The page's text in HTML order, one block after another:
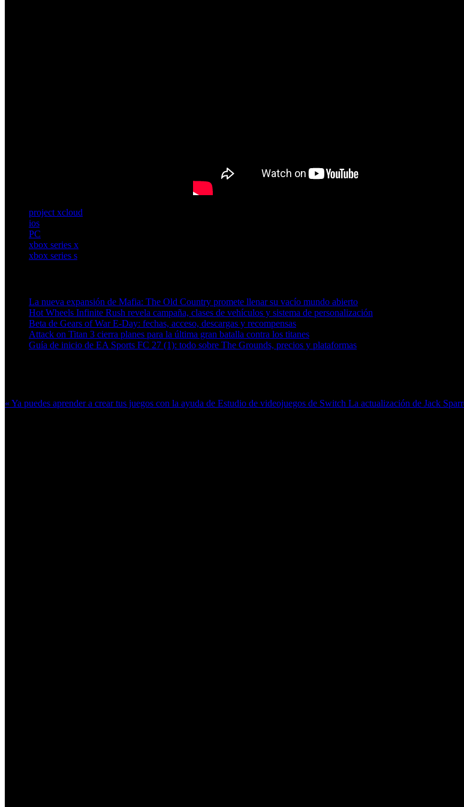
project xcloud
ios
PC
xbox series x
xbox series s
La nueva expansión de Mafia: The Old Country promete llenar su vacío mundo abierto
Hot Wheels Infinite Rush revela campaña, clases de vehículos y sistema de personalización
Beta de Gears of War E-Day: fechas, acceso, descargas y recompensas
Attack on Titan 3 cierra planes para la última gran batalla contra los titanes
Guía de inicio de EA Sports FC 27 (1): todo sobre The Grounds, precios y plataformas
« Ya puedes aprender a crear tus juegos con la ayuda de Estudio de videojuegos de Switch La actualización de Jack